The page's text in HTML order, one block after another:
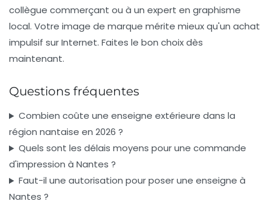
collègue commerçant ou à un expert en graphisme
local. Votre image de marque mérite mieux qu'un achat
impulsif sur Internet. Faites le bon choix dès
maintenant.
Questions fréquentes
Combien coûte une enseigne extérieure dans la
région nantaise en 2026 ?
Quels sont les délais moyens pour une commande
d'impression à Nantes ?
Faut-il une autorisation pour poser une enseigne à
Nantes ?